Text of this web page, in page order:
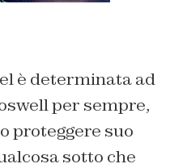
è determinata ad
per sempre,
proteggere suo
sotto che